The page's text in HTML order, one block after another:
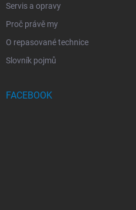
Servis a opravy
Proč právě my
O repasované technice
Slovník pojmů
FACEBOOK